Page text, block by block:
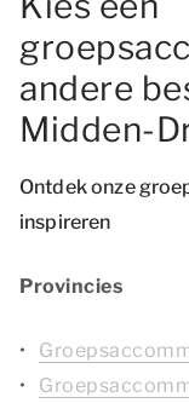
andere
Midden-
Ontdek onze
inspireren
Provincies